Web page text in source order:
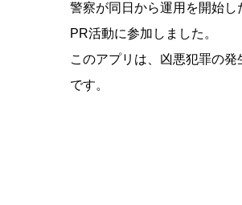
警察が同日から運用を開始
PR活動に参加しました。
このアプリは、凶悪犯罪の
です。